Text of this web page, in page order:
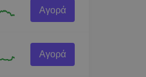
Αγορά
Αγορά